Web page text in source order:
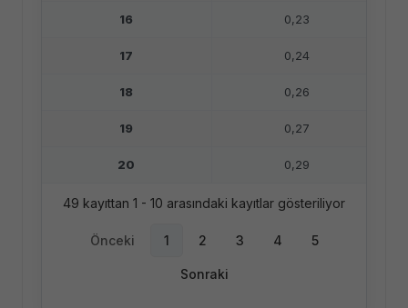
16 0,23
17 0,24
18 0,26
19 0,27
20 0,29
49 kayıttan 1 - 10 arasındaki kayıtlar gösteriliyor
Önceki 1 2 3 4 5
Sonraki